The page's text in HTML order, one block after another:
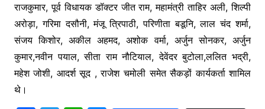
राजकुमार, पूर्व विधायक डॉक्टर जीत राम, महामंत्री ताहिर अली, शिल्पी
अरोड़ा, गरिमा दसौनी, मंजू त्रिपाठी, परिणीता बडूनि, लाल चंद शर्मा,
संजय किशोर, अकील अहमद, अशोक वर्मा, अर्जुन सोनकर, अर्जुन
कुमार,नवीन पयाल, सीता राम नौटियाल, देवेंदर बुटोला,ललित भद्री,
महेश जोशी, आदर्श सूद , राजेश चमोली समेत सैकड़ों कार्यकर्ता शामिल
थे।